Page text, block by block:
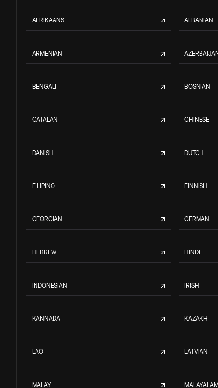
AFRIKAANS ALBANIAN
ARMENIAN
BENGALI BOSNIAN
CATALAN CHINESE
DANISH DUTCH
FILIPINO FINNISH
GEORGIAN GERMAN
HEBREW HINDI
INDONESIAN IRISH
KANNADA KAZAKH
LAO LATVIAN
MALAY MALAYALAM